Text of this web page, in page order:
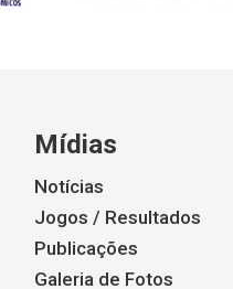
Mídias
Notícias
Jogos / Resultados
Publicações
Galeria de Fotos